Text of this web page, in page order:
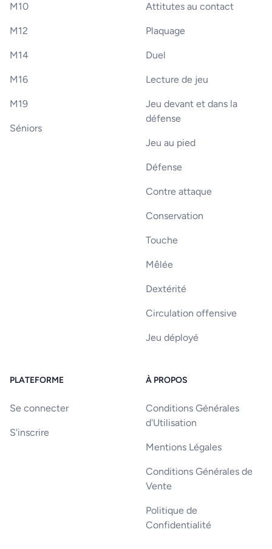
M10
M12
M14
M16
M19
Séniors
Attitutes au contact
Plaquage
Duel
Lecture de jeu
Jeu devant et dans la
défense
Jeu au pied
Défense
Contre attaque
Conservation
Touche
Mêlée
Dextérité
Circulation offensive
Jeu déployé
PLATEFORME
Se connecter
S'inscrire
À PROPOS
Conditions Générales
d'Utilisation
Mentions Légales
Conditions Générales de
Vente
Politique de
Confidentialité